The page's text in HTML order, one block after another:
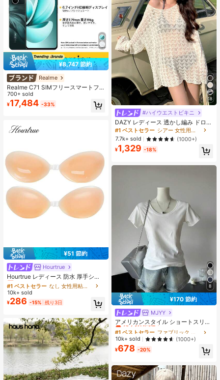
¥8,747 節約
Realme
Realme C71 SIMフリースマートフ
ォン 6GB+128GB/8GB+256GB グロ
ーバル版 4G LTE、Android 15、50
MP AIカメラ、120Hzディスプレ
ト、アダプターなし
700+ sold
¥17,484 -33%
¥51 節約
Hourtrue
Hourtrue レディース 防水 厚手シリ
コン製 ニップルカバー 小さな胸用
リフトアップ＆プッシュイン ウェデ
ィング撮影向け ブライズメイド用
#1 ベストセラー
売り切れ間近！
#1 ベストセラー
売り切れ間近！
#1 ベストセラー
売り切れ間近！
#1 ベストセラー
10k+ sold
¥286 -15% 残り3日
18
#ハイウエストビキニ
DAZY レディース 透かし編み ドロッ
プショルダー カバーアップ 夏 シア
ー バケーション ビーチ
#1 ベストセラー
シアー 女性用のカバーアップ
7.7k+ sold
(1000+)
¥1,329 -18%
8
¥170 節約
MJYY
アメリカンスタイル ショートスリー
ブ クルーネック フィッテッド Tシャ
ツ レディース、春夏、新作ホワイト
カジュアルトップス
#1 ベストセラー
売り切れ間近！
#1 ベストセラー
売り切れ間近！
#1 ベストセラー
売り切れ間近！
#1 ベストセラー
10k+ sold (1000+)
¥678 -20%